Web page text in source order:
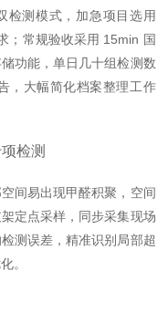
检测模式 ，加急项目选用
；常规验收采用 15min 国
功能，单日几十组检测数
，大幅简化档案整理工作
检测
间易出现甲醛积聚，空间
定点采样，同步采集现场
测误差，精准识别局部超
。